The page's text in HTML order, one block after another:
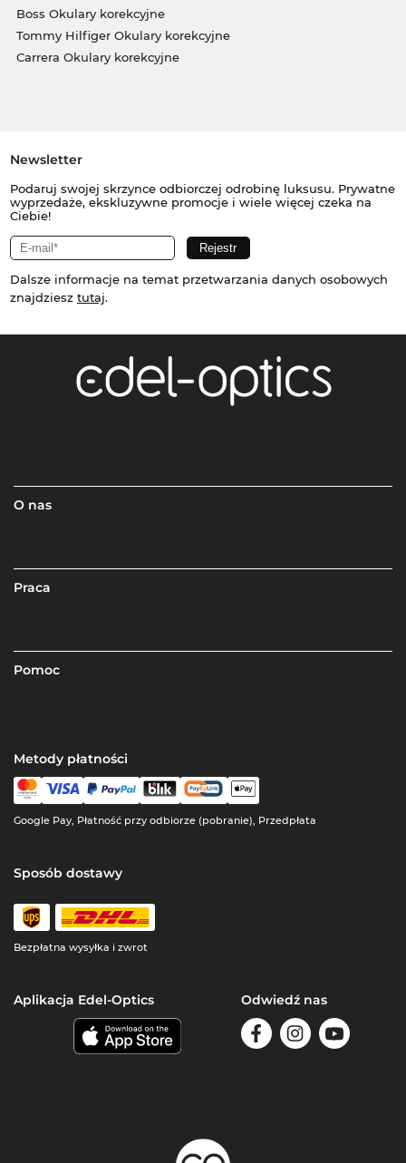
Boss Okulary korekcyjne
Tommy Hilfiger Okulary korekcyjne
Carrera Okulary korekcyjne
Newsletter
Podaruj swojej skrzynce odbiorczej odrobinę luksusu. Prywatne
wyprzedaże, ekskluzywne promocje i wiele więcej czeka na
Ciebie!
Dalsze informacje na temat przetwarzania danych osobowych
znajdziesz tutaj.
O nas
Praca
Pomoc
Metody płatności
Google Pay, Płatność przy odbiorze (pobranie), Przedpłata
Sposób dostawy
Bezpłatna wysyłka i zwrot
Aplikacja Edel-Optics Odwiedź nas